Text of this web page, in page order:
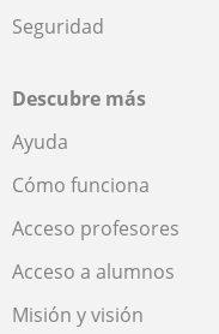
Seguridad
Descubre más
Ayuda
Cómo funciona
Acceso profesores
Acceso a alumnos
Misión y visión